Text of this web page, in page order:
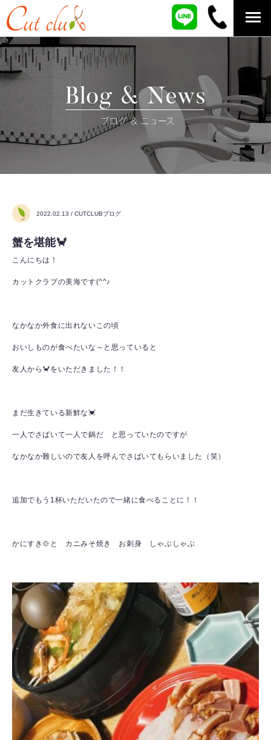
2022.02.13 / CUTCLUBブログ
蟹を堪能🦀
こんにちは！
カットクラブの美海です(^^♪
なかなか外食に出れないこの頃
おいしものが食べたいな～と思っていると
友人から🦀をいただきました！！
まだ生きている新鮮な💓
一人でさばいて一人で鍋だ と思っていたのですが
なかなか難しいので友人を呼んでさばいてもらいました（笑）
追加でもう1杯いただいたので一緒に食べることに！！
かにすき🍲と カニみそ焼き お刺身 しゃぶしゃぶ